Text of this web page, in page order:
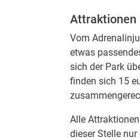
Attraktionen
Vom
etwas
sich der Park
finden sich 15
Alle
dieser Stelle